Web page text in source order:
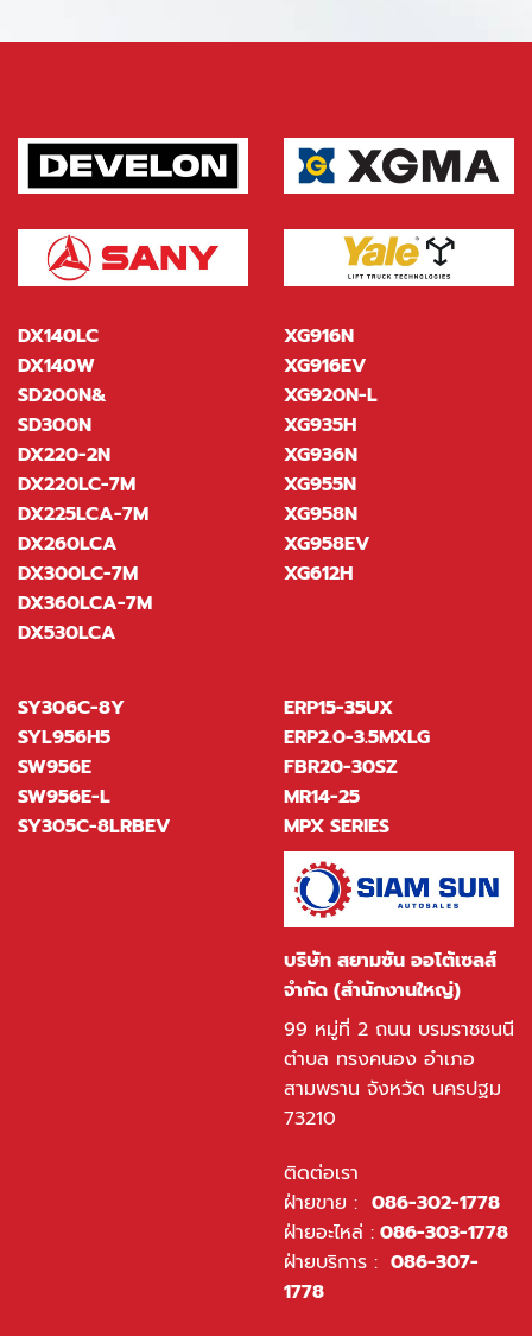
DX140LC
DX140W
SD200N&
SD300N
DX220-2N
DX220LC-7M
DX225LCA-7M
DX260LCA
DX300LC-7M
DX360LCA-7M
DX530LCA
XG916N
XG916EV
XG920N-L
XG935H
XG936N
XG955N
XG958N
XG958EV
XG612H
SY306C-8Y
SYL956H5
SW956E
SW956E-L
SY305C-8LRBEV
ERP15-35UX
ERP2.0-3.5MXLG
FBR20-30SZ
MR14-25
MPX SERIES
บริษัท สยามซัน ออโต้เซลส์
จำกัด (สำนักงานใหญ่)
99 หมู่ที่ 2 ถนน บรมราชชนนี
ตำบล ทรงคนอง อำเภอ
สามพราน จังหวัด นครปฐม
73210
ติดต่อเรา
ฝ่ายขาย : 086-302-1778
ฝ่ายอะไหล่ : 086-303-1778
ฝ่ายบริการ : 086-307-
1778